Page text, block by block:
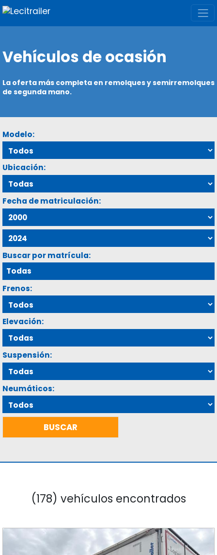
Vehículos de ocasión
La oferta más completa en remolques y semirremolques
de segunda mano.
Modelo:
Ubicación:
Fecha de matriculación:
Buscar por matrícula:
Frenos:
Elevación:
Suspensión:
Neumáticos:
(178) vehículos encontrados